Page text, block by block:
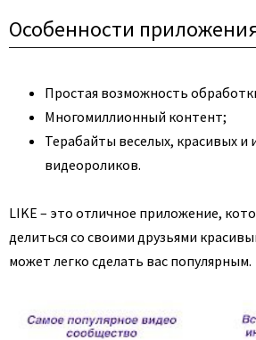
Особенности
Простая возможность
Многомиллионный контент;
Терабайты веселых, красивых и
видеороликов.
LIKE – это отличное приложение,
делиться со своими друзьями
может легко сделать вас популярным.